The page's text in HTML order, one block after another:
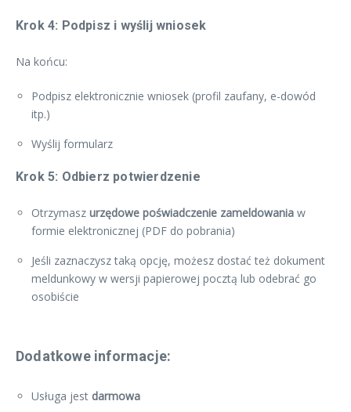
Krok 4: Podpisz i wyślij wniosek
Na końcu:
Podpisz elektronicznie wniosek (profil zaufany, e-dowód
itp.)
Wyślij formularz
Krok 5: Odbierz potwierdzenie
Otrzymasz urzędowe poświadczenie zameldowania w
formie elektronicznej (PDF do pobrania)
Jeśli zaznaczysz taką opcję, możesz dostać też dokument
meldunkowy w wersji papierowej pocztą lub odebrać go
osobiście
Dodatkowe informacje:
Usługa jest darmowa